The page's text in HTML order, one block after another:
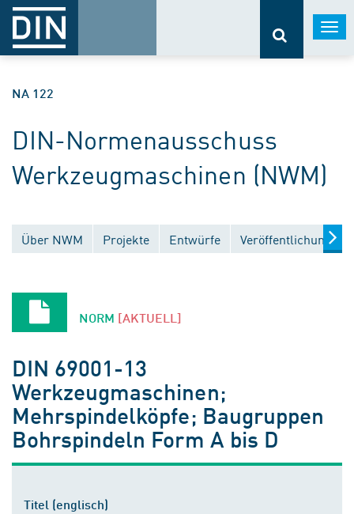
NA 122
DIN-Normenausschuss
Werkzeugmaschinen (NWM)
Über NWM Projekte Entwürfe Veröffentlichungen
NORM [AKTUELL]
DIN 69001-13
Werkzeugmaschinen;
Mehrspindelköpfe; Baugruppen
Bohrspindeln Form A bis D
Titel (englisch)